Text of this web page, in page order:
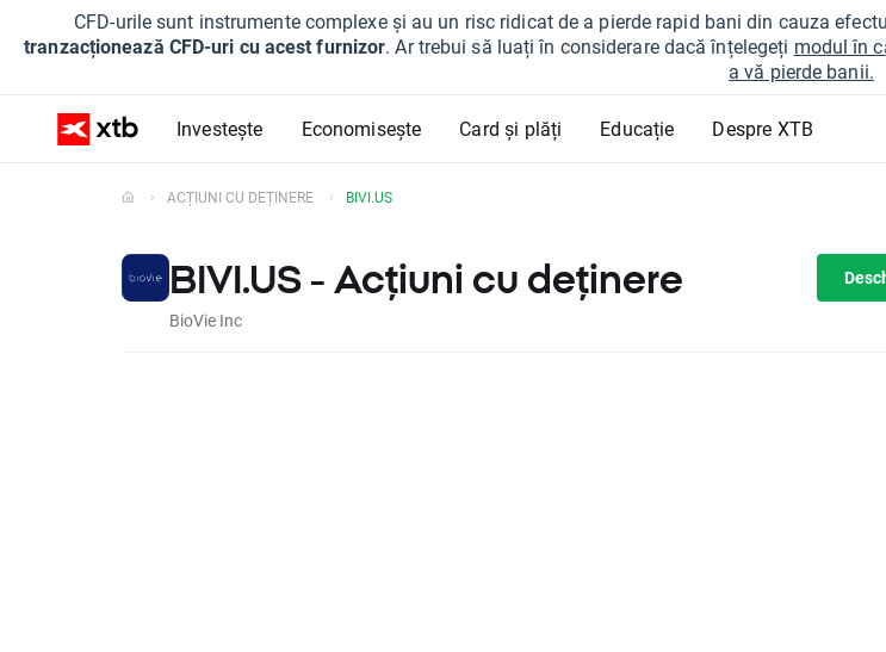
CFD-urile sunt instrumente complexe și au un risc ridicat de a pierde rapid bani din cauza
tranzacționează CFD-uri cu acest furnizor. Ar trebui să luați în considerare dacă înțelegeți modul în
a vă pierde banii.
Investește Economisește Card și plăți Educație Despre XTB
ACȚIUNI CU DEȚINERE BIVI.US
BIVI.US - Acțiuni cu deținere
BioVie Inc